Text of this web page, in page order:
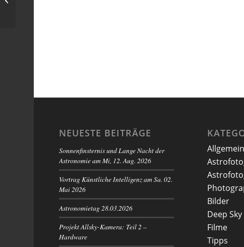
NEUESTE BEITRÄGE
Sonnenfinsternis und Lange Nacht der
Astronomie am Mi, 12. Aug. 2026
Vortrag Künstliche Intelligenz am Sa. 02.
Mai 2026
Astronomietag 28.03.2026
Projekt Allsky-Kamera: Teil 2 –
Hardware
Allgemein
Bilder
Deep Sky
Filme
Tipps